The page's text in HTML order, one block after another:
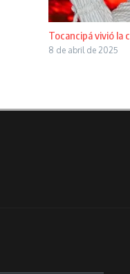
Tocancipá vivió la
8 de abril de 2025